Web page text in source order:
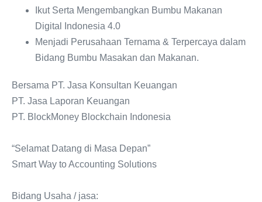
Ikut Serta Mengembangkan Bumbu Makanan
Digital Indonesia 4.0
Menjadi Perusahaan Ternama & Terpercaya dalam
Bidang Bumbu Masakan dan Makanan.
Bersama PT. Jasa Konsultan Keuangan
PT. Jasa Laporan Keuangan
PT. BlockMoney Blockchain Indonesia
“Selamat Datang di Masa Depan”
Smart Way to Accounting Solutions
Bidang Usaha / jasa: